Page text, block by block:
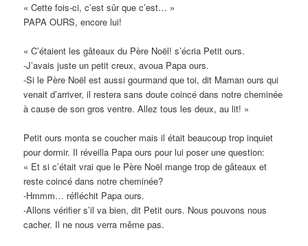
« Cette fois-ci, c’est sûr que c’est… »
PAPA OURS, encore lui!
« C’étaient les gâteaux du Père Noël! s’écria Petit ours.
-J’avais juste un petit creux, avoua Papa ours.
-Si le Père Noël est aussi gourmand que toi, dit Maman ours qui
venait d’arriver, il restera sans doute coincé dans notre cheminée
à cause de son gros ventre. Allez tous les deux, au lit! »
Petit ours monta se coucher mais il était beaucoup trop inquiet
pour dormir. Il réveilla Papa ours pour lui poser une question:
« Et si c’était vrai que le Père Noël mange trop de gâteaux et
reste coincé dans notre cheminée?
-Hmmm… réfléchit Papa ours.
-Allons vérifier s’il va bien, dit Petit ours. Nous pouvons nous
cacher. Il ne nous verra même pas.